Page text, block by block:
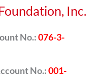
Inc.
No.:076-3-
No.:001-